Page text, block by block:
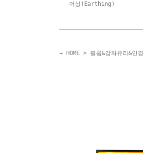
어싱(Earthing)
+ HOME > 필름&강화유리&안경